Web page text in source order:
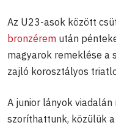
Az U23-asok között
bronzérem után
magyarok remeklése a
zajló korosztályos
A junior lányok
szoríthattunk, közülük